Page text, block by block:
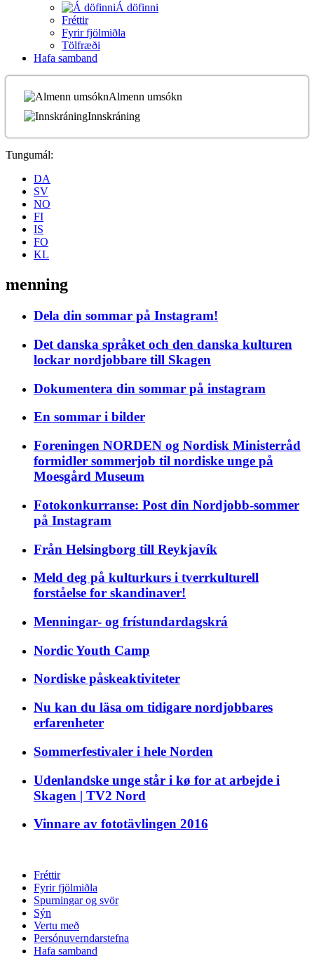
Á döfinni
Fréttir
Fyrir fjölmiðla
Tölfræði
Hafa samband
Almenn umsókn
Innskráning
Tungumál:
DA
SV
NO
FI
IS
FO
KL
menning
Dela din sommar på Instagram!
Det danska språket och den danska kulturen
lockar nordjobbare till Skagen
Dokumentera din sommar på instagram
En sommar i bilder
Foreningen NORDEN og Nordisk Ministerråd
formidler sommerjob til nordiske unge på
Moesgård Museum
Fotokonkurranse: Post din Nordjobb-sommer
på Instagram
Från Helsingborg till Reykjavík
Meld deg på kulturkurs i tverrkulturell
forståelse for skandinaver!
Menningar- og frístundardagskrá
Nordic Youth Camp
Nordiske påskeaktiviteter
Nu kan du läsa om tidigare nordjobbares
erfarenheter
Sommerfestivaler i hele Norden
Udenlandske unge står i kø for at arbejde i
Skagen | TV2 Nord
Vinnare av fototävlingen 2016
Fréttir
Fyrir fjölmiðla
Spurningar og svör
Sýn
Vertu með
Persónuverndarstefna
Hafa samband